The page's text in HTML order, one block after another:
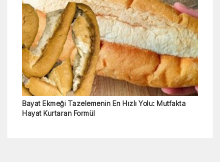
Bayat Ekmeği Tazelemenin En Hızlı Yolu: Mutfakta
Hayat Kurtaran Formül